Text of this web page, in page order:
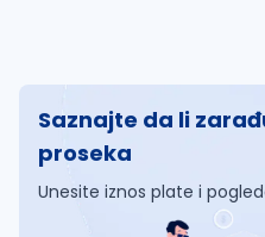
Saznajte da li
proseka
Unesite iznos plate i